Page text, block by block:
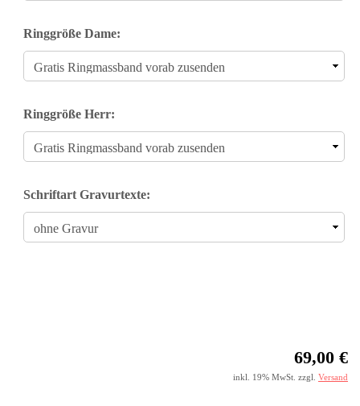
Ringgröße Dame:
Ringgröße Herr:
Schriftart Gravurtexte:
69,00 €
inkl. 19% MwSt. zzgl. Versand